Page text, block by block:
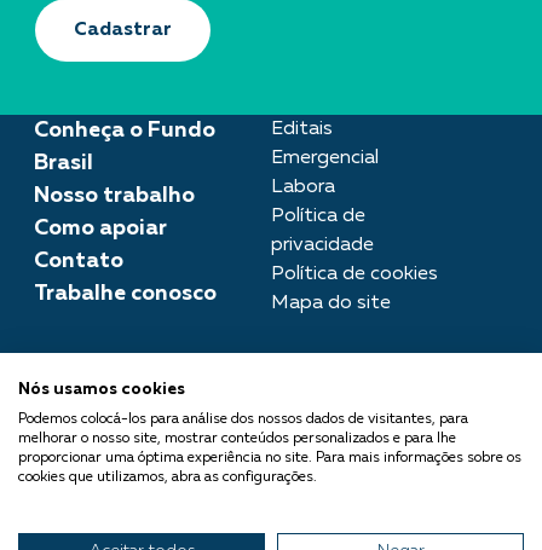
Conheça o Fundo
Brasil
Nosso trabalho
Como apoiar
Contato
Trabalhe conosco
Editais
Emergencial
Labora
Política de
privacidade
Política de cookies
Mapa do site
imprensa@fundobrasil.org.br
O Fundo Brasil integra a Rede
Comuá - Filantropia que
Cadastrar
Nós usamos cookies
Podemos colocá-los para análise dos nossos dados de visitantes, para
melhorar o nosso site, mostrar conteúdos personalizados e para lhe
proporcionar uma óptima experiência no site. Para mais informações sobre os
cookies que utilizamos, abra as configurações.